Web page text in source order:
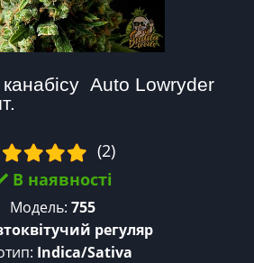
Auto Lowryder
(2)
В наявності
Модель: 755
регуляр
Indica/Sativa